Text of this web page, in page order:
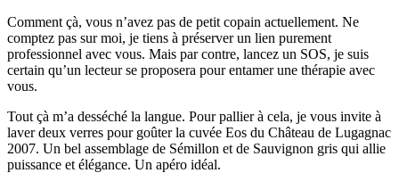
Comment çà, vous n’avez pas de petit copain actuellement. Ne
comptez pas sur moi, je tiens à préserver un lien purement
professionnel avec vous. Mais par contre, lancez un SOS, je suis
certain qu’un lecteur se proposera pour entamer une thérapie avec
vous.
Tout çà m’a desséché la langue. Pour pallier à cela, je vous invite à
laver deux verres pour goûter la cuvée Eos du Château de Lugagnac
2007. Un bel assemblage de Sémillon et de Sauvignon gris qui allie
puissance et élégance. Un apéro idéal.